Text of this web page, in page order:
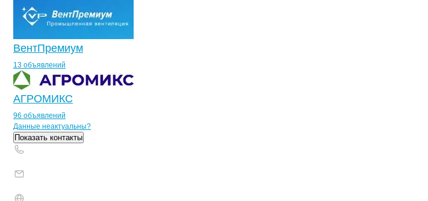
ВентПремиум
13 объявлений
АГРОМИКС
96 объявлений
Контактыкомпании
+7(800)000-00-..
Данные неактуальны?
Показать контакты